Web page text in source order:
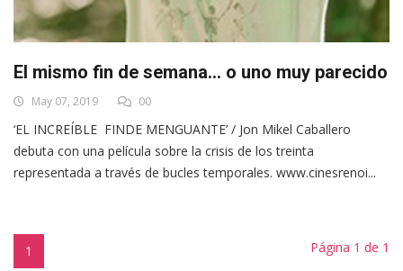
El mismo fin de semana… o uno muy parecido
May 07, 2019 00
‘EL INCREÍBLE FINDE MENGUANTE’ / Jon Mikel Caballero
debuta con una película sobre la crisis de los treinta
representada a través de bucles temporales. www.cinesrenoi...
1 Página 1 de 1